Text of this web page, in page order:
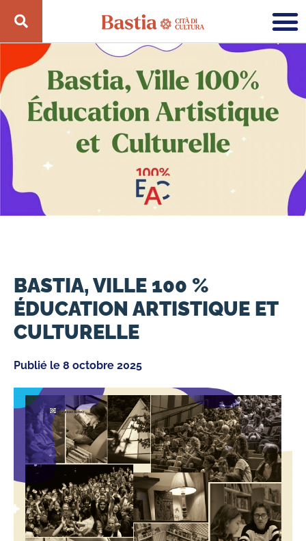
BASTIA, VILLE 100 %
ÉDUCATION ARTISTIQUE ET
CULTURELLE
Publié le 8 octobre 2025